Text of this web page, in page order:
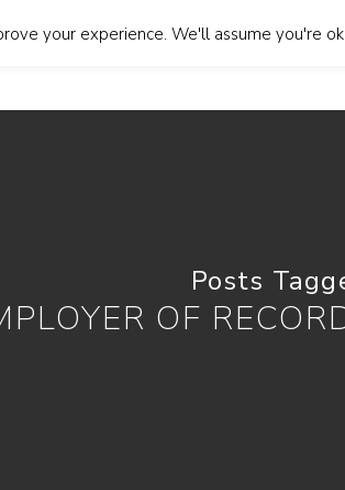
Posts
OF
your experience. We'll assume you're